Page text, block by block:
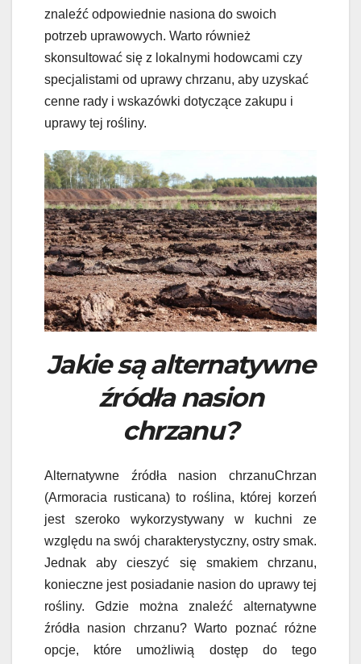
znaleźć odpowiednie nasiona do swoich
potrzeb uprawowych. Warto również
skonsultować się z lokalnymi hodowcami czy
specjalistami od uprawy chrzanu, aby uzyskać
cenne rady i wskazówki dotyczące zakupu i
uprawy tej rośliny.
Jakie są alternatywne
źródła nasion
chrzanu?
Alternatywne źródła nasion chrzanuChrzan
(Armoracia rusticana) to roślina, której korzeń
jest szeroko wykorzystywany w kuchni ze
względu na swój charakterystyczny, ostry smak.
Jednak aby cieszyć się smakiem chrzanu,
konieczne jest posiadanie nasion do uprawy tej
rośliny. Gdzie można znaleźć alternatywne
źródła nasion chrzanu? Warto poznać różne
opcje, które umożliwią dostęp do tego